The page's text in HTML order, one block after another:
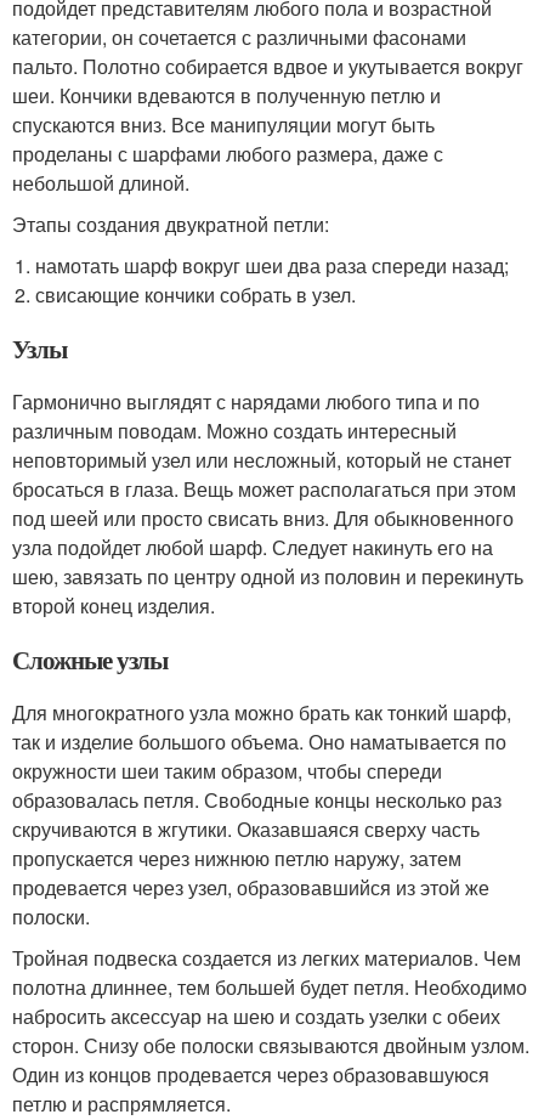
подойдет представителям любого пола и возрастной
категории, он сочетается с различными фасонами
пальто. Полотно собирается вдвое и укутывается вокруг
шеи. Кончики вдеваются в полученную петлю и
спускаются вниз. Все манипуляции могут быть
проделаны с шарфами любого размера, даже с
небольшой длиной.
Этапы создания двукратной петли:
намотать шарф вокруг шеи два раза спереди назад;
свисающие кончики собрать в узел.
Узлы
Гармонично выглядят с нарядами любого типа и по
различным поводам. Можно создать интересный
неповторимый узел или несложный, который не станет
бросаться в глаза. Вещь может располагаться при этом
под шеей или просто свисать вниз. Для обыкновенного
узла подойдет любой шарф. Следует накинуть его на
шею, завязать по центру одной из половин и перекинуть
второй конец изделия.
Сложные узлы
Для многократного узла можно брать как тонкий шарф,
так и изделие большого объема. Оно наматывается по
окружности шеи таким образом, чтобы спереди
образовалась петля. Свободные концы несколько раз
скручиваются в жгутики. Оказавшаяся сверху часть
пропускается через нижнюю петлю наружу, затем
продевается через узел, образовавшийся из этой же
полоски.
Тройная подвеска создается из легких материалов. Чем
полотна длиннее, тем большей будет петля. Необходимо
набросить аксессуар на шею и создать узелки с обеих
сторон. Снизу обе полоски связываются двойным узлом.
Один из концов продевается через образовавшуюся
петлю и распрямляется.